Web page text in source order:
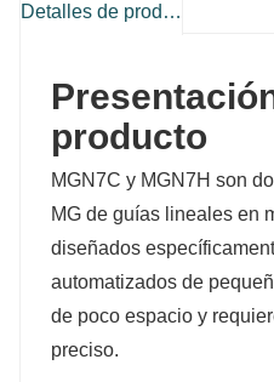
Detalles de producto
producto
MGN7C y MGN7H son
MG de guías lineales en
diseñados
automatizados de
de poco espacio y
preciso.